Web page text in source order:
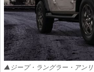
▲ジープ・ラングラー・アン